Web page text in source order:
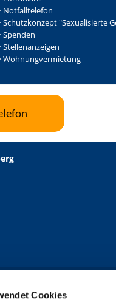
Cookies
Notfalltelefon
Schutzkonzept "Sexualisierte
Spenden
Stellenanzeigen
Wohnungvermietung
Bernhard Lichtenberg Berlin-